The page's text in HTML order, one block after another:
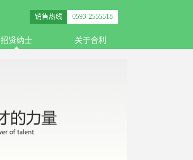
招贤纳士 关于合利
销售热线 0593-2555518